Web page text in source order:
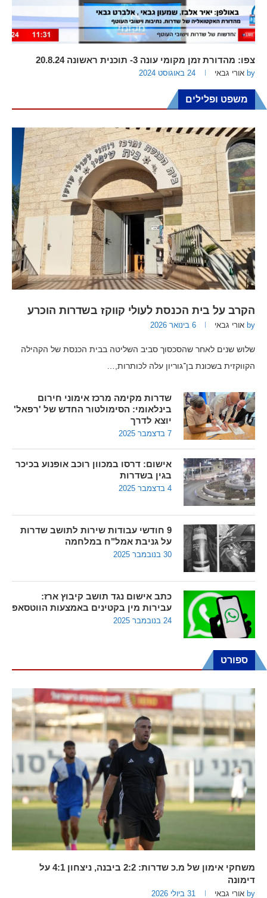
צפו: מהדורת זמן מקומי עונה 3- תוכנית ראשונה 20.8.24
by אורי גבאי 24 באוגוסט 2024
משפט ופלילים
הקרב על בית הכנסת לעולי קווקז בשדרות הוכרע
by אורי גבאי 6 בינואר 2026
שלוש שנים לאחר שהסכסוך סביב השליטה בבית הכנסת של הקהילה
הקווקזית בשכונת בן־גוריון עלה לכותרות,…
שדרות מקימה מרכז אימוני חירום
בינלאומי: הסימולטור החדש של 'רפאל'
יוצא לדרך
7 בדצמבר 2025
אישום: דרסו במכוון רוכב אופנוע בכיכר
בגין בשדרות
4 בדצמבר 2025
9 חודשי עבודות שירות לתושב שדרות
על גניבת אמל"ח במלחמה
30 בנובמבר 2025
כתב אישום נגד תושב קיבוץ ארז:
עבירות מין בקטינים באמצעות הווטסאפ
24 בנובמבר 2025
ספורט
משחקי אימון של מ.כ שדרות: 2:2 ביבנה, ניצחון 4:1 על
דימונה
by אורי גבאי 31 ביולי 2026